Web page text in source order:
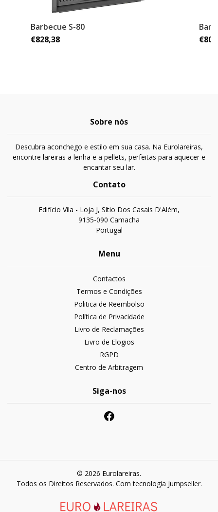
Barbecue S-80
€828,38
Sobre nós
Descubra aconchego e estilo em sua casa. Na Eurolareiras,
encontre lareiras a lenha e a pellets, perfeitas para aquecer e
encantar seu lar.
Contato
Edifício Vila - Loja J, Sítio Dos Casais D'Além,
9135-090 Camacha
Portugal
Menu
Contactos
Termos e Condições
Politica de Reembolso
Política de Privacidade
Livro de Reclamações
Livro de Elogios
RGPD
Centro de Arbitragem
Siga-nos
© 2026 Eurolareiras.
Todos os Direitos Reservados. Com tecnologia Jumpseller.